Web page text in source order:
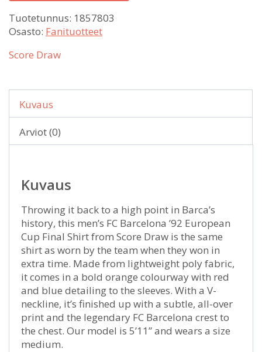
Tuotetunnus: 1857803
Osasto: Fanituotteet
Score Draw
Kuvaus
Arviot (0)
Kuvaus
Throwing it back to a high point in Barca’s
history, this men’s FC Barcelona ’92 European
Cup Final Shirt from Score Draw is the same
shirt as worn by the team when they won in
extra time. Made from lightweight poly fabric,
it comes in a bold orange colourway with red
and blue detailing to the sleeves. With a V-
neckline, it’s finished up with a subtle, all-over
print and the legendary FC Barcelona crest to
the chest. Our model is 5’11” and wears a size
medium.